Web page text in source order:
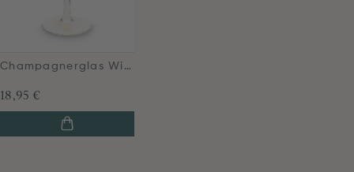
Champagnerglas Winter Wonderland Gold 260ml
18,95 €